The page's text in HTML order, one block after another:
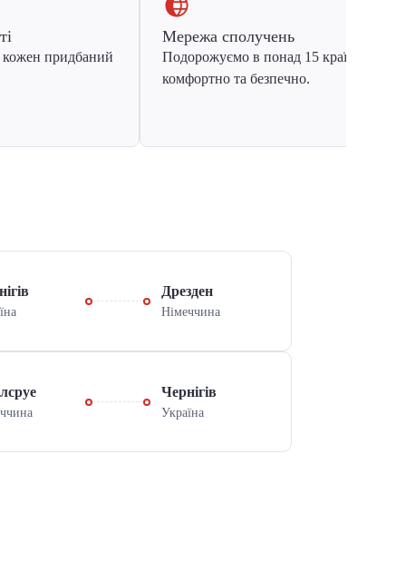
придбаний
Мережа сполучень
Подорожуємо в понад 15 країн Європи
комфортно та безпечно.
Дрезден
Німеччина
Чернігів
Україна